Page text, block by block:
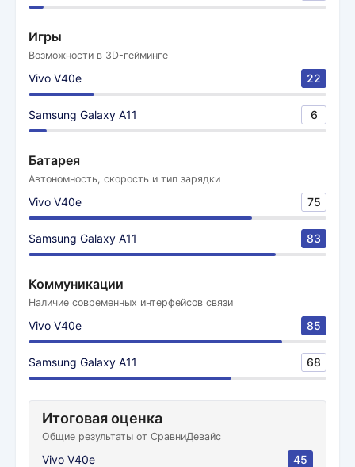
Игры
Возможности в 3D-гейминге
Vivo V40e 22
Samsung Galaxy A11 6
Батарея
Автономность, скорость и тип зарядки
Vivo V40e 75
Samsung Galaxy A11 83
Коммуникации
Наличие современных интерфейсов связи
Vivo V40e 85
Samsung Galaxy A11 68
Итоговая оценка
Общие результаты от СравниДевайс
Vivo V40e 45